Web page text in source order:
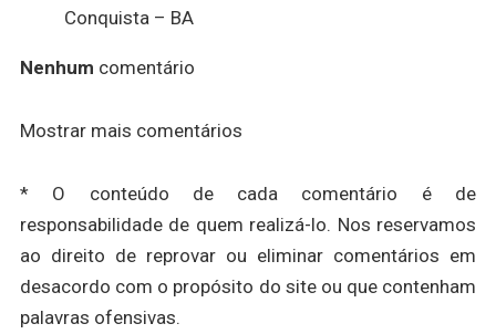
Conquista – BA
Nenhum comentário
Mostrar mais comentários
* O conteúdo de cada comentário é de
responsabilidade de quem realizá-lo. Nos reservamos
ao direito de reprovar ou eliminar comentários em
desacordo com o propósito do site ou que contenham
palavras ofensivas.